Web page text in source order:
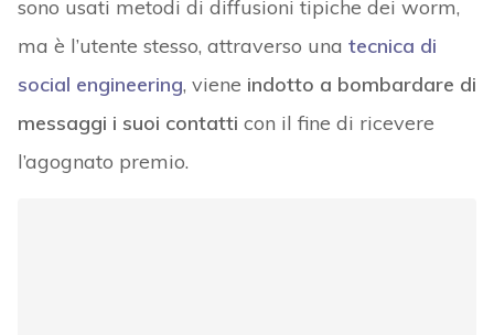
sono usati metodi di diffusioni tipiche dei worm,
ma è l’utente stesso, attraverso una tecnica di
social engineering, viene indotto a bombardare di
messaggi i suoi contatti con il fine di ricevere
l’agognato premio.